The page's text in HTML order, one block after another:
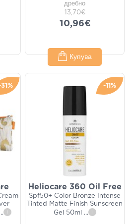
дребно
13,70€
10,96€
Купува
... i
-11%
Heliocare 360 Oil Free
Spf50+ Color Bronze Intense
Tinted Matte Finish Sunscreen
Gel 50ml
... i